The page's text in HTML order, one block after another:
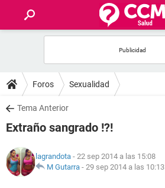
FOROS
SALUD
NUTRICIÓN
Foros Sexualidad
Tema Anterior
Extraño sangrado !?!
lagrandota - 22 sep 2014 a las 15:08
M Gutarra - 29 sep 2014 a las 10:13